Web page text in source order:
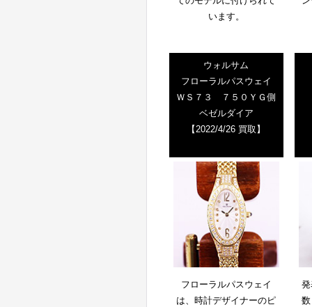
います。
ウォルサム
フローラルパスウェイ
ＷＳ７３ ７５０ＹＧ側
ベゼルダイア
【2022/4/26 買取】
フローラルパスウェイ
は、時計デザイナーのピ